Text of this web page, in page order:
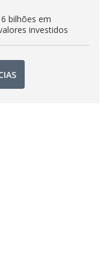
bilhões em
investidos